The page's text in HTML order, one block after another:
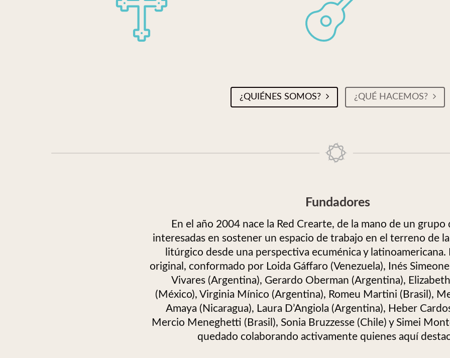
¿QUIÉNES SOMOS? ¿QUÉ HACEMOS?
Fundadores
En el año 2004 nace la Red Crearte, de la mano de un grupo
interesadas en sostener un espacio de trabajo en el terreno de
litúrgico desde una perspectiva ecuménica y latinoamericana.
original, conformado por Loida Gáffaro (Venezuela), Inés
Vivares (Argentina), Gerardo Oberman (Argentina),
(México), Virginia Mínico (Argentina), Romeu Martini (Brasil),
Amaya (Nicaragua), Laura D’Angiola (Argentina), Heber
Mercio Meneghetti (Brasil), Sonia Bruzzesse (Chile) y Simei
quedado colaborando activamente quienes aquí